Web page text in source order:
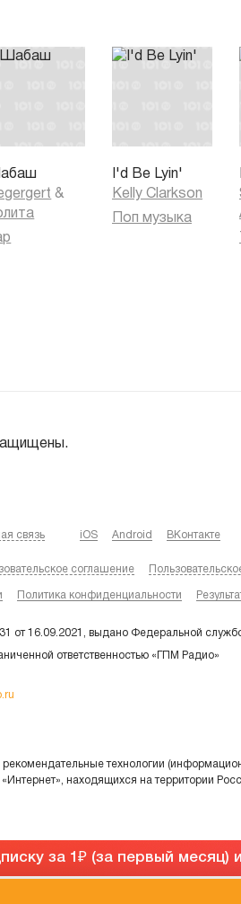
&
I'd Be Lyin'
Kelly Clarkson
Поп музыка
связь iOS Android ВКонтакте
соглашение
Политика конфиденциальности
от 16.09.2021, выдано Федеральной
ответственностью «ГПМ Радио»
технологии
находящихся на территории
за 1 (за первый месяц)